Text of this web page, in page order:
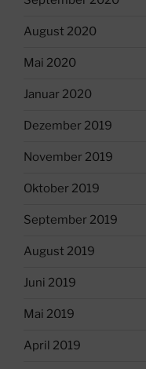
August 2020
Mai 2020
Januar 2020
Dezember 2019
November 2019
Oktober 2019
September 2019
August 2019
Juni 2019
Mai 2019
April 2019